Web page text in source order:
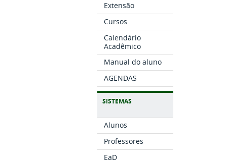
Extensão
Cursos
Calendário
Acadêmico
Manual do aluno
AGENDAS
SISTEMAS
Alunos
Professores
EaD